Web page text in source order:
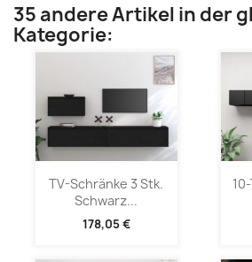
35 andere Artikel in der
Kategorie:
TV-Schränke 3 Stk.
Schwarz...
178,05 €